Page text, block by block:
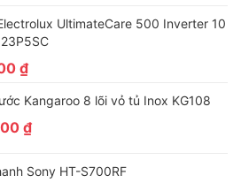
UltimateCare 500 Inverter 10
₫
Kangaroo 8 lõi vỏ tủ Inox KG108
₫
Sony HT-S700RF